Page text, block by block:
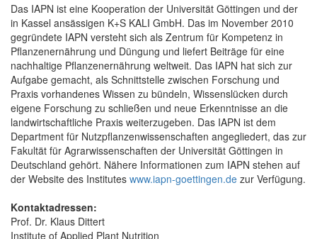
Das IAPN ist eine Kooperation der Universität Göttingen und der
in Kassel ansässigen K+S KALI GmbH. Das im November 2010
gegründete IAPN versteht sich als Zentrum für Kompetenz in
Pflanzenernährung und Düngung und liefert Beiträge für eine
nachhaltige Pflanzenernährung weltweit. Das IAPN hat sich zur
Aufgabe gemacht, als Schnittstelle zwischen Forschung und
Praxis vorhandenes Wissen zu bündeln, Wissenslücken durch
eigene Forschung zu schließen und neue Erkenntnisse an die
landwirtschaftliche Praxis weiterzugeben. Das IAPN ist dem
Department für Nutzpflanzenwissenschaften angegliedert, das zur
Fakultät für Agrarwissenschaften der Universität Göttingen in
Deutschland gehört. Nähere Informationen zum IAPN stehen auf
der Website des Institutes www.iapn-goettingen.de zur Verfügung.
Kontaktadressen:
Prof. Dr. Klaus Dittert
Institute of Applied Plant Nutrition